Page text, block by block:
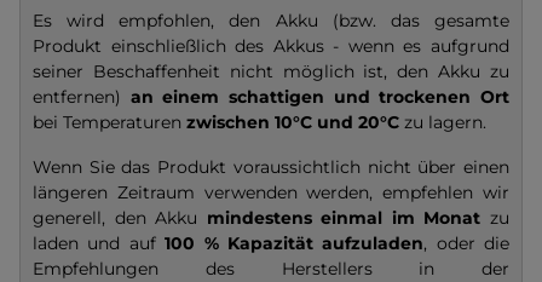
Es wird empfohlen, den Akku (bzw. das gesamte
Produkt einschließlich des Akkus - wenn es aufgrund
seiner Beschaffenheit nicht möglich ist, den Akku zu
entfernen) an einem schattigen und trockenen Ort
bei Temperaturen zwischen 10°C und 20°C zu lagern.
Wenn Sie das Produkt voraussichtlich nicht über einen
längeren Zeitraum verwenden werden, empfehlen wir
generell, den Akku mindestens einmal im Monat zu
laden und auf100 % Kapazität aufzuladen, oder die
Empfehlungen des Herstellers in der